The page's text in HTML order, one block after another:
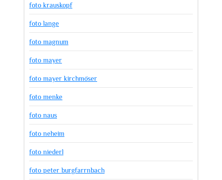
foto krauskopf
foto lange
foto magnum
foto mayer
foto mayer kirchmöser
foto menke
foto naus
foto neheim
foto niederl
foto peter burgfarrnbach